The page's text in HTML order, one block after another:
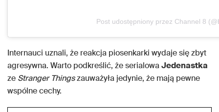
Post udostępniony przez Channel 8
Internauci uznali, że reakcja piosenkarki wydaje się zbyt
agresywna. Warto podkreślić, że serialowaJedenastka
ze Stranger Thingszauważyła jedynie, że mają pewne
wspólne cechy.